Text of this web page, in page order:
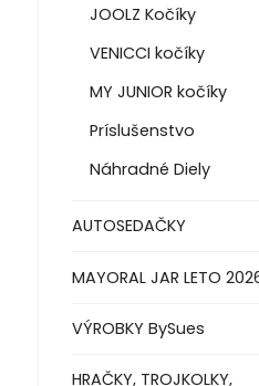
JOOLZ Kočíky
VENICCI kočíky
MY JUNIOR kočíky
Príslušenstvo
Náhradné Diely
AUTOSEDAČKY
MAYORAL JAR LETO
VÝROBKY BySues
HRAČKY, TROJKOLKY,